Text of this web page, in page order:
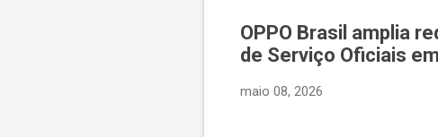
OPPO Brasil amplia
de Serviço Oficiais
maio 08, 2026